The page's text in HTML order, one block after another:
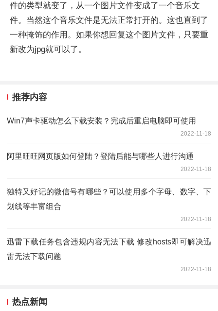
件的类型就变了，从一个图片文件变成了一个音乐文
件。当然这个音乐文件是无法正常打开的。这也直到了
一种掩饰的作用。如果你想回复这个图片文件，只要重
新改为jpg就可以了。
推荐内容
Win7声卡驱动怎么下载安装？完成后重启电脑即可使用
2022-11-18
阿里旺旺网页版如何登陆？登陆后能与哪些人进行沟通
2022-11-18
独特又好记的微信号有哪些？可以使用多个字母、数字、下
划线等丰富组合
2022-11-18
迅雷下载任务包含违规内容无法下载 修改hosts即可解决迅
雷无法下载问题
2022-11-18
热点新闻